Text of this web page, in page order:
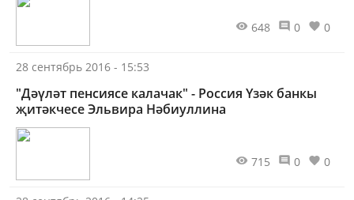
648 0 0
28 сентябрь 2016 - 15:53
"Дәүләт пенсиясе калачак" - Россия Үзәк банкы
җитәкчесе Эльвира Нәбиуллина
715 0 0